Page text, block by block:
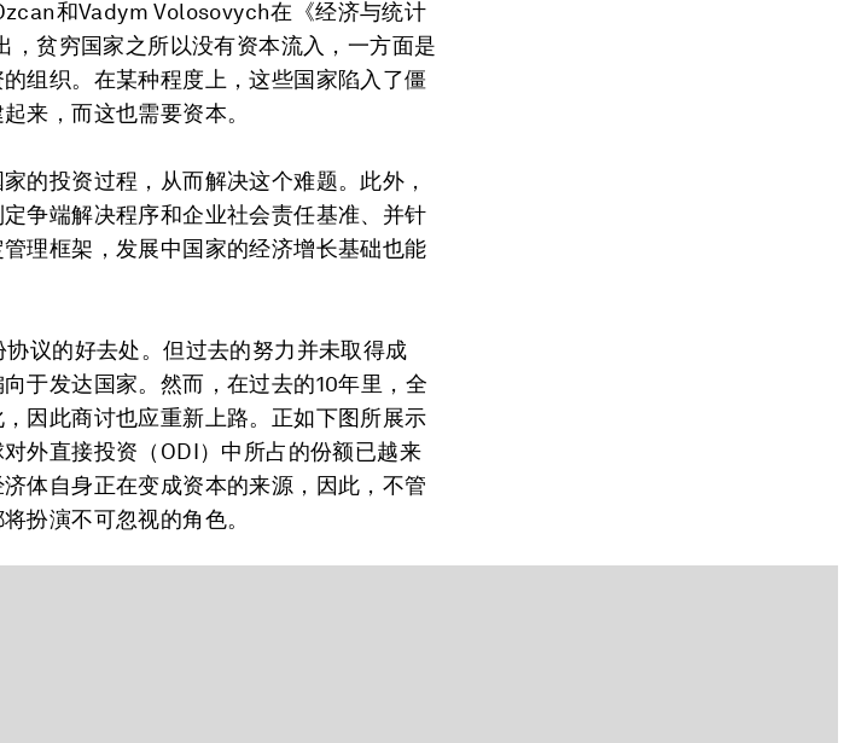
和Vadym Volosovych在《经济与统计
，贫穷国家之所以没有资本流入，一方面是
组织。在某种程度上，这些国家陷入了僵
来，而这也需要资本。
的投资过程，从而解决这个难题。此外，
争端解决程序和企业社会责任基准、并针
理框架，发展中国家的经济增长基础也能
议的好去处。但过去的努力并未取得成
于发达国家。然而，在过去的10年里，全
因此商讨也应重新上路。正如下图所展示
外直接投资（ODI）中所占的份额已越来
体自身正在变成资本的来源，因此，不管
扮演不可忽视的角色。